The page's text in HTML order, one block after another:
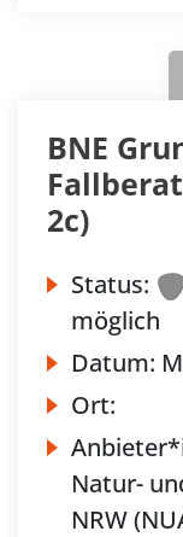
BNE
2c)
Status:
möglich
Datum:
Ort:
Natur-
NRW